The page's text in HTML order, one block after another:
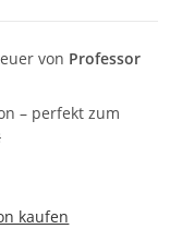
von Professor
– perfekt zum
kaufen